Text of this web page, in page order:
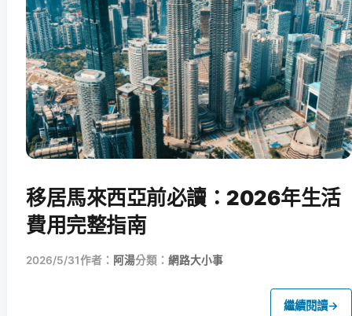
移居馬來西亞前必讀：2026年生活
費用完整指南
2026/5/31作者： 阿湯分類： 網路大小事
繼續閱讀→